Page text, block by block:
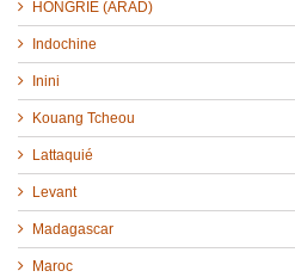
HONGRIE (ARAD)
Indochine
Inini
Kouang Tcheou
Lattaquié
Levant
Madagascar
Maroc